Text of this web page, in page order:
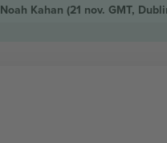
Noah Kahan (21 nov. GMT,